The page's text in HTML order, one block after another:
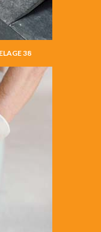
38